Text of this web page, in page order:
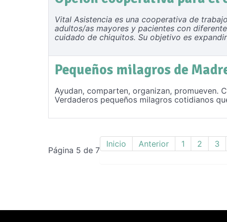
Vital Asistencia es una cooperativa de
adultos/as mayores y pacientes con
cuidado de chiquitos. Su objetivo es
Pequeños milagros de
Ayudan, comparten, organizan, promueven.
Verdaderos pequeños milagros cotidianos
Página 5 de 7
Inicio Anterior 1 2 3